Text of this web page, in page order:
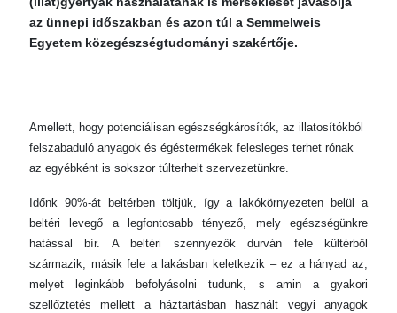
az ünnepi időszakban és azon túl a Semmelweis
Egyetem közegészségtudományi szakértője.
Amellett, hogy potenciálisan egészségkárosítók, az illatosítókból
felszabaduló anyagok és égéstermékek felesleges terhet rónak
az egyébként is sokszor túlterhelt szervezetünkre.
Időnk 90%-át beltérben töltjük, így a lakókörnyezeten belül a
beltéri levegő a legfontosabb tényező, mely egészségünkre
hatással bír. A beltéri szennyezők durván fele kültérből
származik, másik fele a lakásban keletkezik – ez a hányad az,
melyet leginkább befolyásolni tudunk, s amin a gyakori
szellőztetés mellett a háztartásban használt vegyi anyagok